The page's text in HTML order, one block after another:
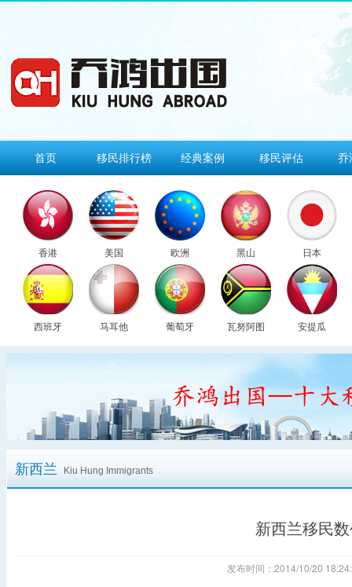
首页 移民排行榜 经典案例 移民评估 乔
香港 美国 欧洲 黑山 日本
西班牙 马耳他 葡萄牙 瓦努阿图 安提瓜
新西兰 Kiu Hung Immigrants
新西兰移民
发布时间：2014/10/20